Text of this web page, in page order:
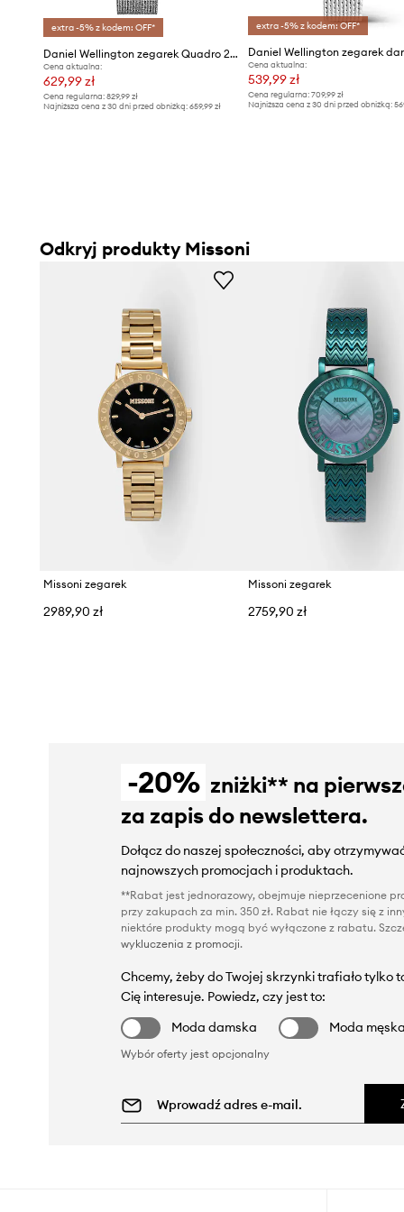
extra -5% z kodem: OFF*
Daniel Wellington zegarek Quadro 20X26
Cena aktualna:
629,99 zł
Cena regularna: 829,99 zł
Najniższa cena z 30 dni przed obniżką: 659,99 zł
extra -5% z kodem: OFF*
Daniel Wellington zegarek
Cena aktualna:
539,99 zł
Cena regularna:709,99 zł
Najniższa cena z 30 dni przed obniżką:
Odkryj produkty Missoni
Missoni zegarek
2989,90 zł
Missoni zegarek
2759,90 zł
-20% zniżki** na
za zapis do newslettera.
Dołącz do naszej społeczności, aby
najnowszych promocjach i produktach.
**Rabat jest jednorazowy, obejmuje nieprzecenione
przy zakupach za min. 350 zł. Rabat nie łączy się z
niektóre produkty mogą być wyłączone z rabatu.
wykluczenia z promocji.
Chcemy, żeby do Twojej skrzynki trafiało tylko
Cię interesuje. Powiedz, czy jest to:
Moda damska
Moda męska
Wybór oferty jest opcjonalny